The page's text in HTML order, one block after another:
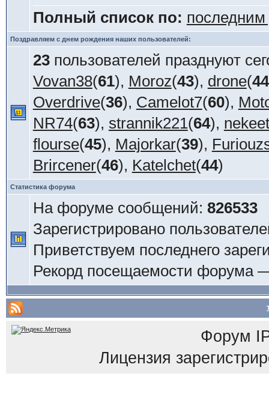
Полный список по:
Поздравляем с днем рождения наших пользователей:
23пользователей празднуют
Vovan38(61), Moroz(43), drone(44
Overdrive(36), Camelot7(60),
NR74(63), strannik221(64), nekeet
flourse(45), Majorkar(39),
Brircener(46), Katelchet(44)
Статистика форума
На форуме сообщений: 826533
Зарегистрировано
Приветствуем последнего
Рекорд посещаемости форума
Форум
Лицензия